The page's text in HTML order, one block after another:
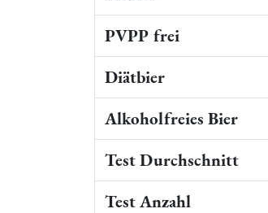
PVPP frei
Diätbier
Alkoholfreies Bier
Test Durchschnitt
Test Anzahl